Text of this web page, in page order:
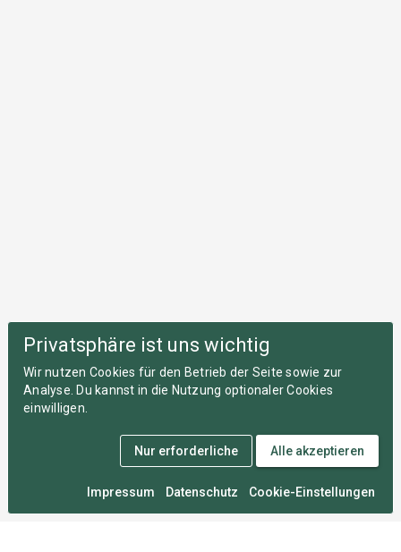
Privatsphäre ist uns wichtig
Wir nutzen Cookies für den Betrieb der Seite sowie zur
Analyse. Du kannst in die Nutzung optionaler Cookies
einwilligen.
Impressum Datenschutz Cookie-Einstellungen
Nur erforderliche Alle akzeptieren